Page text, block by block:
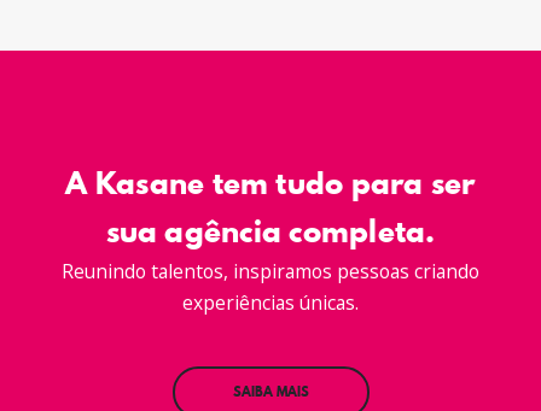
A Kasane tem tudo para ser
sua agência completa.
Reunindo talentos, inspiramos pessoas criando
experiências únicas.
SAIBA MAIS